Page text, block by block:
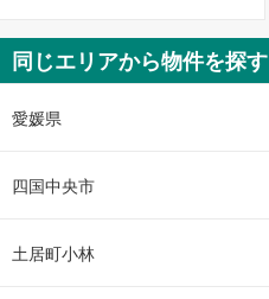
同じエリアから物件を探す
愛媛県
四国中央市
土居町小林